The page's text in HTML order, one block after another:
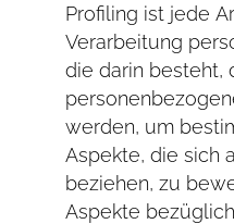
Profiling ist jede
Verarbeitung
die darin besteht,
werden, um
Aspekte, die sich
beziehen, zu
Aspekte